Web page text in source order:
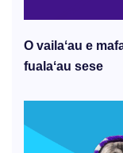
O vailaʻau e
fualaʻau sese